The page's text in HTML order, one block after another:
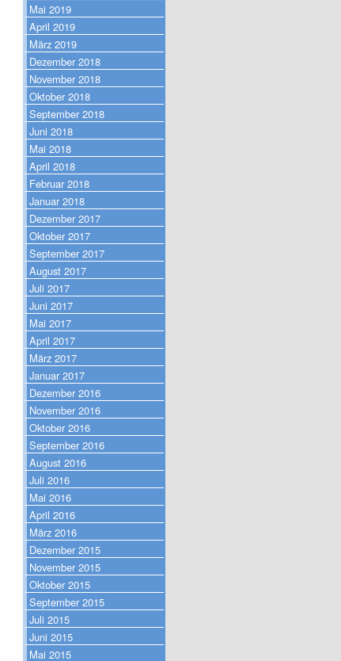
Mai 2019
April 2019
März 2019
Dezember 2018
November 2018
Oktober 2018
September 2018
Juni 2018
Mai 2018
April 2018
Februar 2018
Januar 2018
Dezember 2017
Oktober 2017
September 2017
August 2017
Juli 2017
Juni 2017
Mai 2017
April 2017
März 2017
Januar 2017
Dezember 2016
November 2016
Oktober 2016
September 2016
August 2016
Juli 2016
Mai 2016
April 2016
März 2016
Dezember 2015
November 2015
Oktober 2015
September 2015
Juli 2015
Juni 2015
Mai 2015